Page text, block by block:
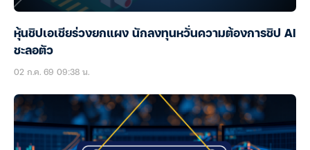
หุ้นชิปเอเชียร่วงยกแผง นักลงทุนหวั่นความต้องการชิป AI
ชะลอตัว
02 ก.ค. 69 09:38 น.